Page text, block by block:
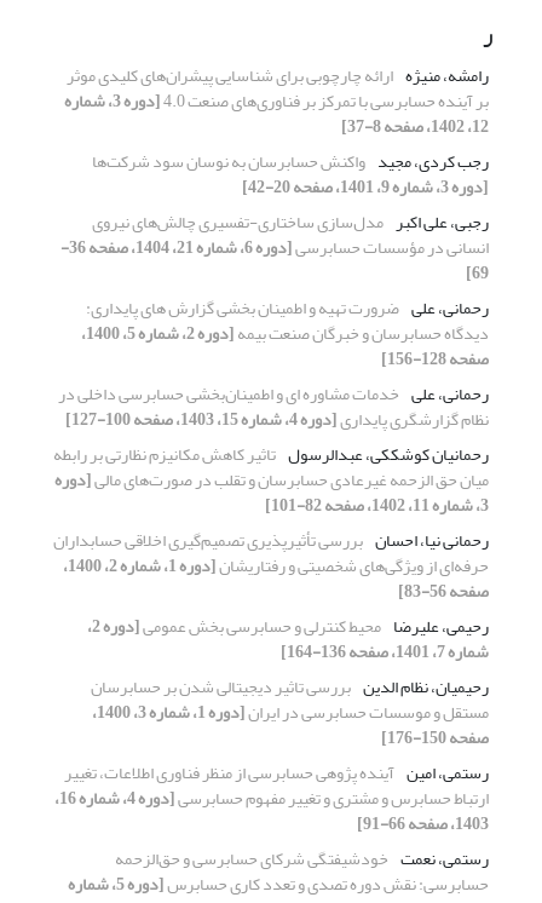
ر
رامشه، منیژه ارائه چارچوبی برای شناسایی پیشران‌های کلیدی موثر
بر آینده حسابرسی با تمرکز بر فناوری‌های صنعت 4.0 [دوره 3، شماره
12، 1402، صفحه 8-37]
رجب کردی، مجید واکنش حسابرسان به نوسان سود شرکت‌ها
[دوره 3، شماره 9، 1401، صفحه 20-42]
رجبی، علی اکبر مدل‌سازی ساختاری-‌تفسیری چالش‌های نیروی
انسانی در مؤسسات حسابرسی [دوره 6، شماره 21، 1404، صفحه 36-
69]
رحمانی، علی ضرورت تهیه و اطمینان بخشی گزارش های پایداری:
دیدگاه حسابرسان و خبرگان صنعت بیمه [دوره 2، شماره 5، 1400،
صفحه 128-156]
رحمانی، علی خدمات مشاوره ای و اطمینان‌بخشی حسابرسی داخلی در
نظام گزارشگری پایداری[دوره 4، شماره 15، 1403، صفحه 100-127]
رحمانیان کوشککی، عبدالرسول تاثیر کاهش مکانیزم نظارتی بر رابطه
میان حق الزحمه غیرعادی حسابرسان و تقلب در صورت‌های مالی[دوره
3، شماره 11، 1402، صفحه 82-101]
رحمانی نیا، احسان بررسی تأثیرپذیری تصمیم‌گیری اخلاقی حسابداران
حرفه‌ای از ویژگی‌های شخصیتی و رفتاریشان [دوره 1، شماره 2، 1400،
صفحه 56-83]
رحیمی، علیرضا محیط کنترلی و حسابرسی بخش عمومی [دوره 2،
شماره 7، 1401، صفحه 136-164]
رحیمیان، نظام الدین بررسی تاثیر دیجیتالی شدن بر حسابرسان
مستقل و موسسات حسابرسی در ایران [دوره 1، شماره 3، 1400،
صفحه 150-176]
رستمی، امین آینده پژوهی حسابرسی از منظر فناوری اطلاعات، تغییر
ارتباط حسابرس و مشتری و تغییر مفهوم حسابرسی [دوره 4، شماره 16،
1403، صفحه 66-91]
رستمی، نعمت خودشیفتگی شرکای حسابرسی و حق‌الزحمه
حسابرسی: نقش دوره تصدی و تعدد کاری حسابرس [دوره 5، شماره